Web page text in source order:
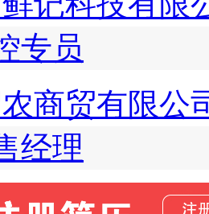
专员
商贸有限公
经理